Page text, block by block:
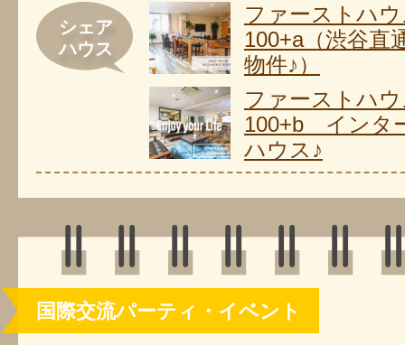
シェア
ハウス
ファーストハ
100+a（渋谷直
物件♪）
ファーストハ
100+b インタ
ハウス♪
国際交流パーティ・イベント